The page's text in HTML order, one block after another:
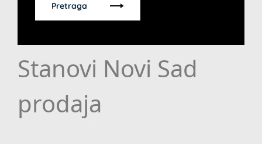
Pretraga
Stanovi Novi Sad
prodaja